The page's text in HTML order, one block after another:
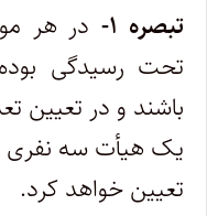
‌تبصره ۱- در هر
تحت رسیدگی
باشند و در تعیین
یک‌ هیأت سه نفری
تعیین خواهد کرد.